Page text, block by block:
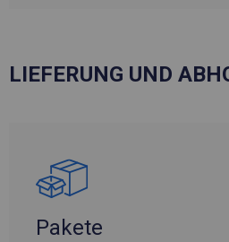
LIEFERUNG UND
Pakete